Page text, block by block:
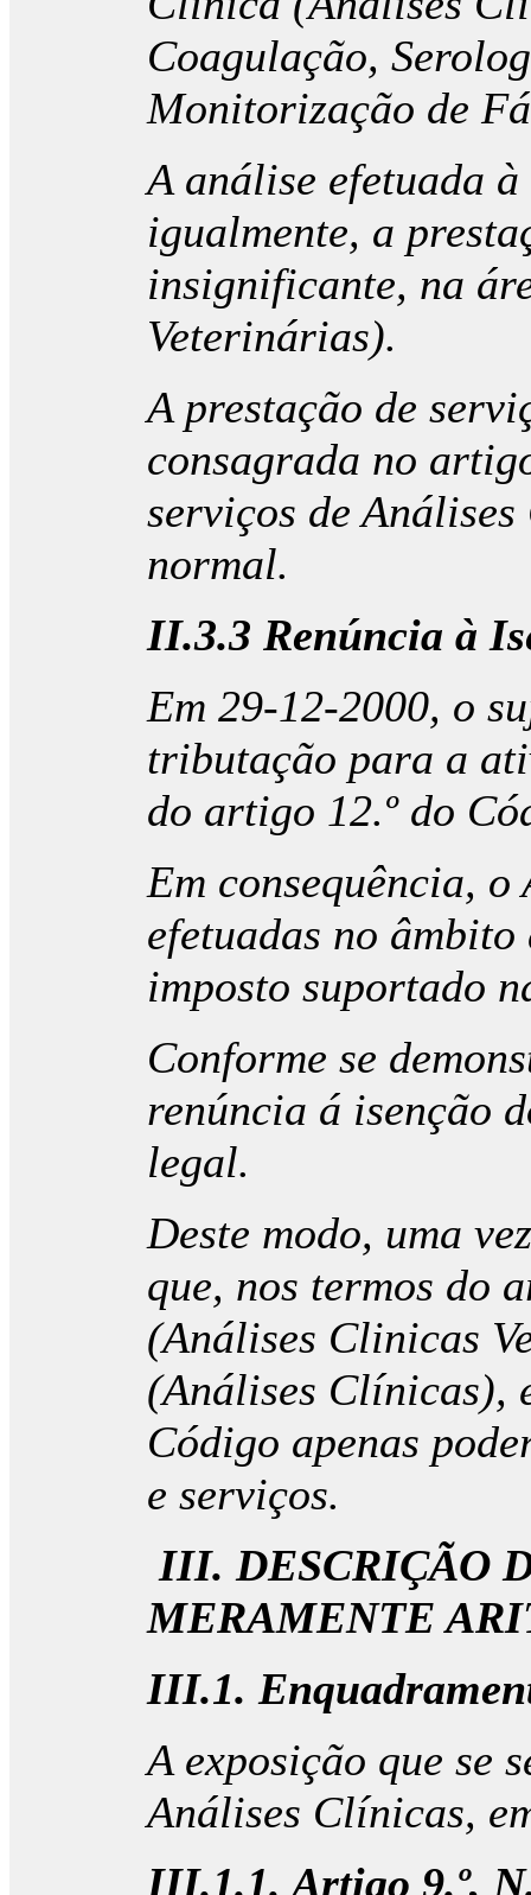
Coagulação,
Monitorização de
A análise efetuada
igualmente, a
insignificante, na
Veterinárias).
A prestação de
consagrada no
serviços de
normal.
II.3.3 Renúncia à
Em 29-12-2000, o
tributação para a
do artigo 12.º do
Em consequência,
efetuadas no
imposto suportado
Conforme se
renúncia á isenção
legal.
Deste modo, uma
que, nos termos do
(Análises Clinicas
(Análises Clínicas),
Código apenas
e serviços.
III. DESCRIÇÃO
MERAMENTE
III.1.
A exposição que se
Análises Clínicas,
III.1.1. Artigo 9.º,